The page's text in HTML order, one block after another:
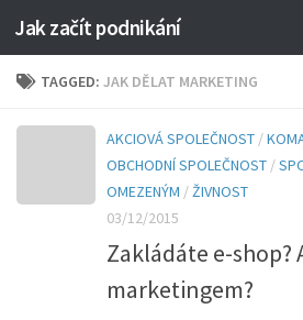
Jak začít podnikání
TAGGED: JAK DĚLAT MARKETING
AKCIOVÁ SPOLEČNOST /
OBCHODNÍ SPOLEČNOST /
OMEZENÝM /ŽIVNOST
03/12/2015
Zakládáte e-shop?
marketingem?